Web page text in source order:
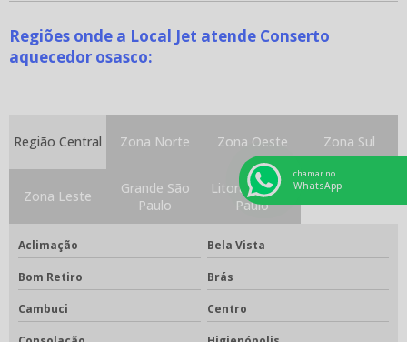
Regiões onde a Local Jet atende Conserto
aquecedor osasco:
Região Central Zona Norte Zona Oeste Zona Sul
Zona Leste
Grande São
Paulo
Litoral de São
Paulo
Aclimação Bela Vista
Bom Retiro Brás
Cambuci Centro
chamar no
WhatsApp